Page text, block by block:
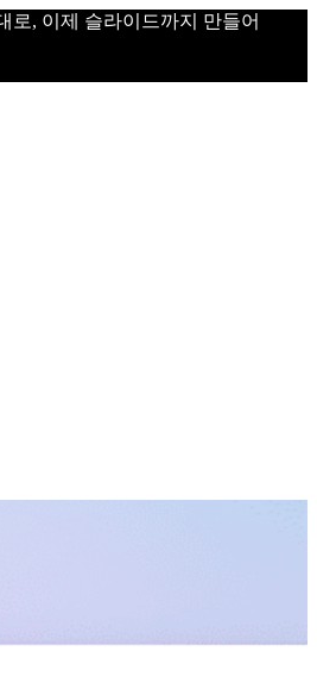
로, 이제 슬라이드까지 만들어